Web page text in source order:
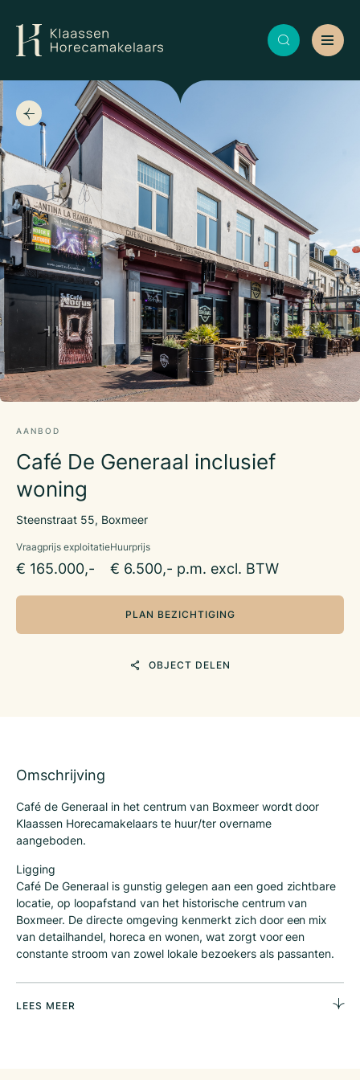
AANBOD
Café De Generaal inclusief
woning
Steenstraat 55, Boxmeer
Vraagprijs exploitatie
€ 165.000,-
Huurprijs
€ 6.500,- p.m. excl. BTW
PLAN BEZICHTIGING
OBJECT DELEN
Omschrijving
Café de Generaal in het centrum van Boxmeer wordt door
Klaassen Horecamakelaars te huur/ter overname
aangeboden.
Ligging
Café De Generaal is gunstig gelegen aan een goed zichtbare
locatie, op loopafstand van het historische centrum van
Boxmeer. De directe omgeving kenmerkt zich door een mix
van detailhandel, horeca en wonen, wat zorgt voor een
constante stroom van zowel lokale bezoekers als passanten.
parkeervoorzieningen is de bereikbaarheid uitstekend.
Boxmeer staat bekend als een gezellige en ondernemende
LEES MEER